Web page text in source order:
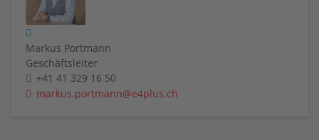
Markus Portmann
Geschäftsleiter
+41 41 329 16 50
markus.portmann@e4plus.ch